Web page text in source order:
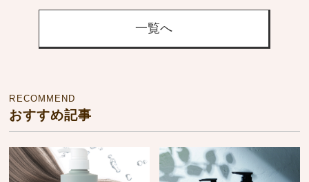
一覧へ
RECOMMEND
おすすめ記事